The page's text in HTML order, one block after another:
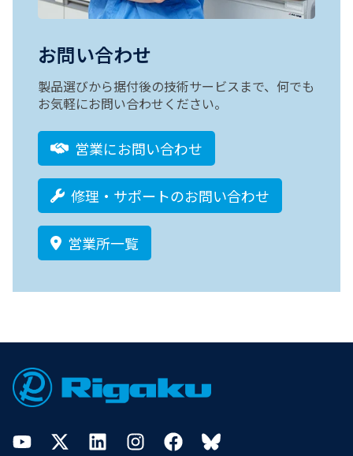
お問い合わせ
製品選びから据付後の技術サービスまで、何でも
お気軽にお問い合わせください。
営業にお問い合わせ
修理・サポートのお問い合わせ
営業所一覧
Footer
YouTubeTwitterLinkedInInstagramFacebookBluesky